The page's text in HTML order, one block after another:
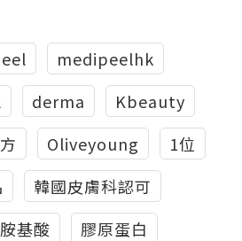
medipeelhk
derma
Kbeauty
Oliveyoung
1位
韓國皮膚科認可
胺基酸
膠原蛋白